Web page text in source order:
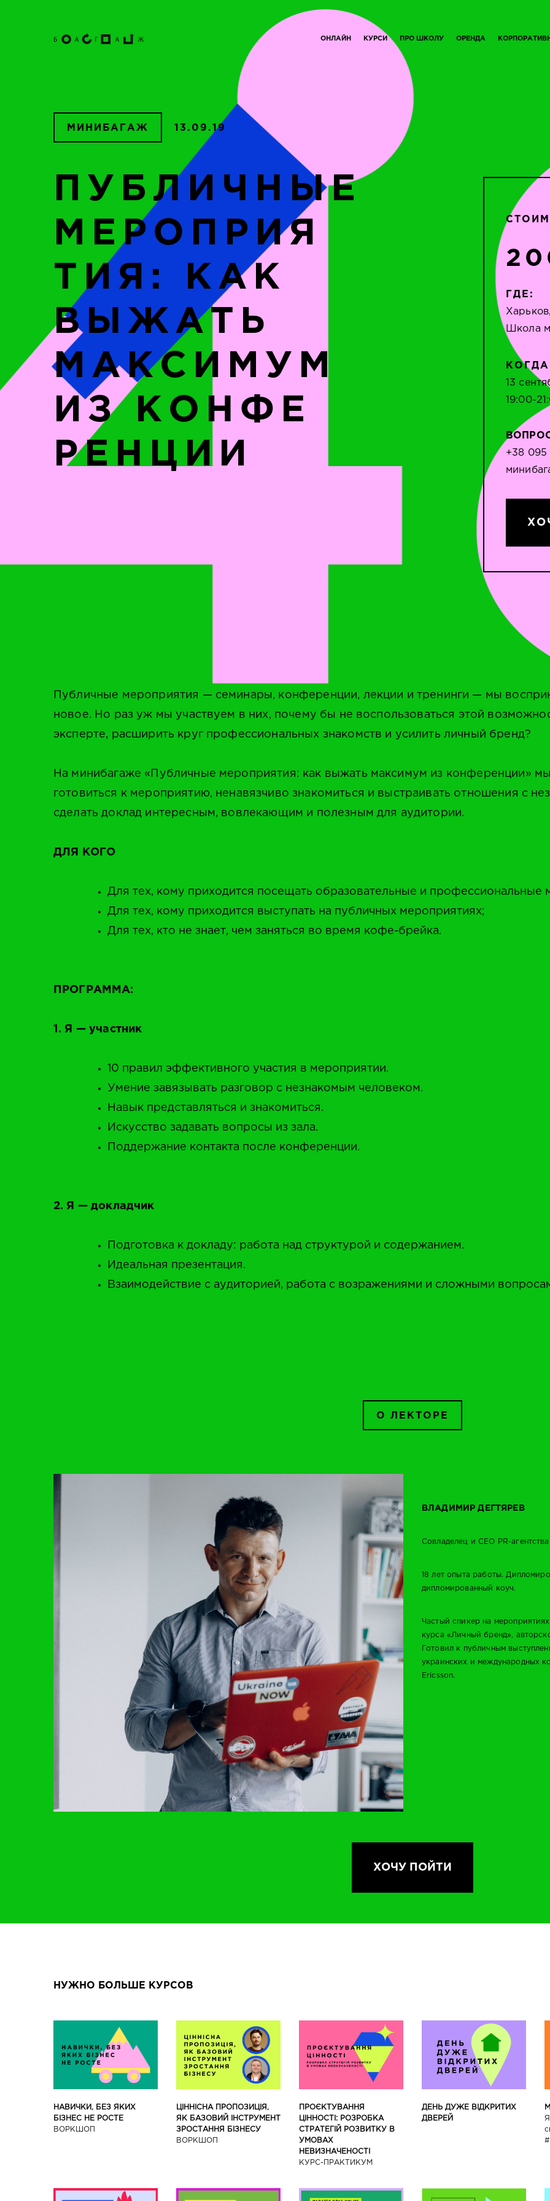
ОНЛАЙН КУРСИ ПРО ШКОЛУ ОРЕНДА
МИНИБАГАЖ 13.09.19
ПУБЛИЧНЫЕ
МЕРОПРИЯ
ТИЯ: КАК
ВЫЖАТЬ
МАКСИМУМ
ИЗ КОНФЕ
РЕНЦИИ
ГДЕ:
Школа
13
19:00-
+38
Публичные мероприятия — семинары, конференции, лекции и тренинги — мы
новое. Но раз уж мы участвуем в них, почему бы не воспользоваться этой
эксперте, расширить круг профессиональных знакомств и усилить личный бренд?
На минибагаже «Публичные мероприятия: как выжать максимум из конференции»
готовиться к мероприятию, ненавязчиво знакомиться и выстраивать отношения с
сделать доклад интересным, вовлекающим и полезным для аудитории.
ДЛЯ КОГО
Для тех, кому приходится посещать образовательные и профессиональные
Для тех, кому приходится выступать на публичных мероприятиях;
Для тех, кто не знает, чем заняться во время кофе-брейка.
ПРОГРАММА:
1. Я — участник
10 правил эффективного участия в мероприятии.
Умение завязывать разговор с незнакомым человеком.
Навык представляться и знакомиться.
Искусство задавать вопросы из зала.
Поддержание контакта после конференции.
2. Я — докладчик
Подготовка к докладу: работа над структурой и содержанием.
Идеальная презентация.
Взаимодействие с аудиторией, работа с возражениями и сложными
О ЛЕКТОРЕ
ВЛАДИМИР ДЕГТЯРЕВ
Совладелец и СEO PR-
18 лет опыта работы.
дипломированный коуч.
Частый спикер на
курса «Личный бренд»,
Готовил к публичным
украинских и международных
Ericsson.
ХОЧУ ПОЙТИ
НУЖНО БОЛЬШЕ КУРСОВ
НАВИЧКИ, БЕЗ ЯКИХ
БІЗНЕС НЕ РОСТЕ
ВОРКШОП
ЦІННІСНА ПРОПОЗИЦІЯ,
ЯК БАЗОВИЙ ІНСТРУМЕНТ
ЗРОСТАННЯ БІЗНЕСУ
ВОРКШОП
ПРОЄКТУВАННЯ
ЦІННОСТІ: РОЗРОБКА
СТРАТЕГІЙ РОЗВИТКУ В
УМОВАХ
НЕВИЗНАЧЕНОСТІ
КУРС-ПРАКТИКУМ
ДЕНЬ ДУЖЕ ВІДКРИТИХ
ДВЕРЕЙ